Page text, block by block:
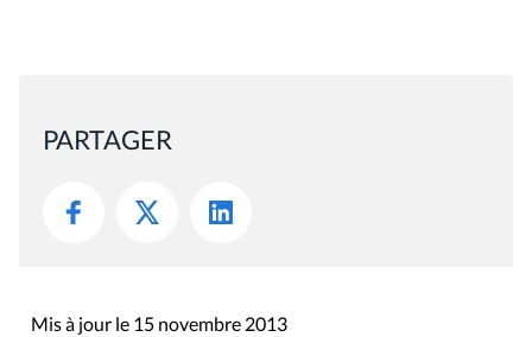
PARTAGER
Mis à jour le 15 novembre 2013